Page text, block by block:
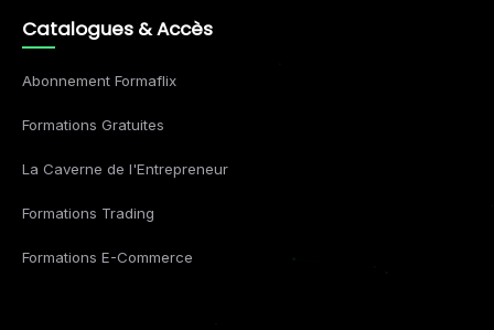
Catalogues & Accès
Abonnement Formaflix
Formations Gratuites
La Caverne de l'Entrepreneur
Formations Trading
Formations E-Commerce